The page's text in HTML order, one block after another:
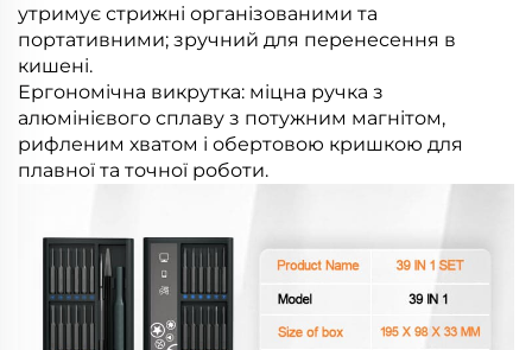
утримує стрижні організованими та
портативними; зручний для перенесення в
кишені.
Ергономічна викрутка: міцна ручка з
алюмінієвого сплаву з потужним магнітом,
рифленим хватом і обертовою кришкою для
плавної та точної роботи.